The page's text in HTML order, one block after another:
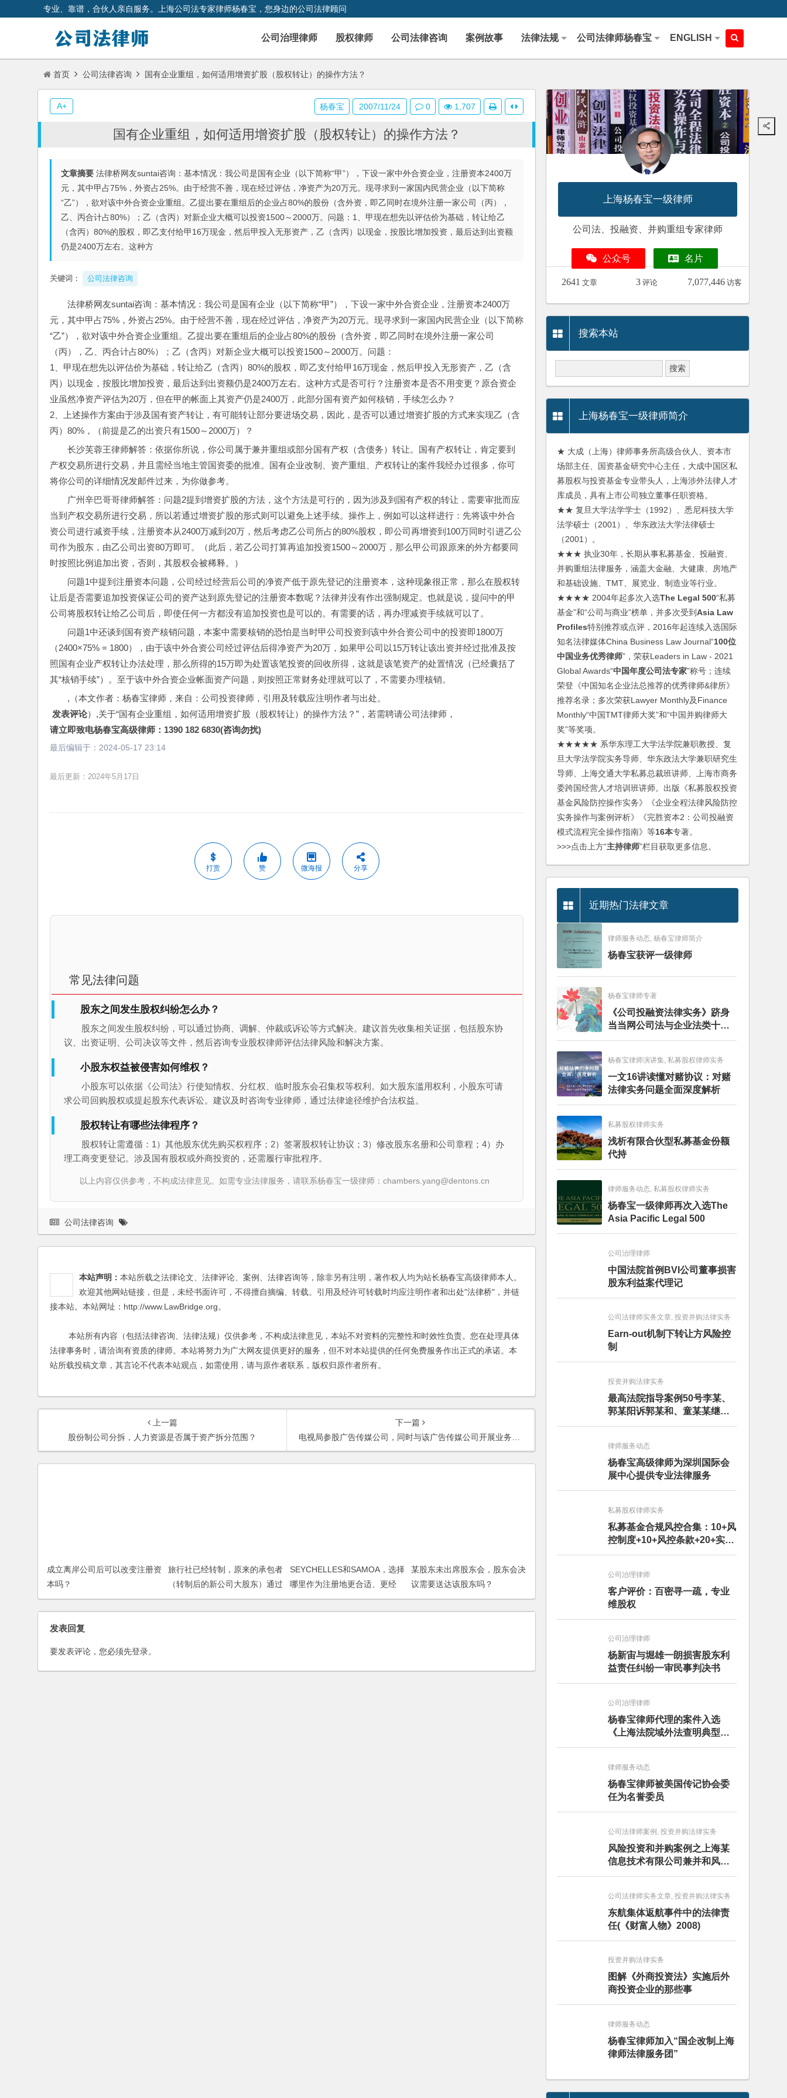
专业、靠谱，合伙人亲自服务。上海公司法专家律师杨春宝，您身边的公司法律顾问
公司治理律师 股权律师 公司法律咨询 案例故事 法律法规 公司法律师杨春宝 ENGLISH
首页 公司法律咨询 国有企业重组，如何适用增资扩股（股权转让）的操作方法？
国有企业重组，如何适用增资扩股（股权转让）的操作方法？
文章摘要 法律桥网友suntai咨询：基本情况：我公司是国有企业（以下简称“甲”），下设一家中外合资企业，注册资本2400万
元，其中甲占75%，外资占25%。由于经营不善，现在经过评估，净资产为20万元。现寻求到一家国内民营企业（以下简称
“乙”），欲对该中外合资企业重组。乙提出要在重组后的企业占80%的股份（含外资，即乙同时在境外注册一家公司（丙），
乙、丙合计占80%）；乙（含丙）对新企业大概可以投资1500～2000万。问题：1、甲现在想先以评估价为基础，转让给乙
（含丙）80%的股权，即乙支付给甲16万现金，然后甲投入无形资产，乙（含丙）以现金，按股比增加投资，最后达到出资额
仍是2400万左右。这种方
关键词： 公司法律咨询
法律桥网友suntai咨询：基本情况：我公司是国有企业（以下简称“甲”），下设一家中外合资企业，注册资本2400万
元，其中甲占75%，外资占25%。由于经营不善，现在经过评估，净资产为20万元。现寻求到一家国内民营企业（以下简称
“乙”），欲对该中外合资企业重组。乙提出要在重组后的企业占80%的股份（含外资，即乙同时在境外注册一家公司
（丙），乙、丙合计占80%）；乙（含丙）对新企业大概可以投资1500～2000万。问题：
1、甲现在想先以评估价为基础，转让给乙（含丙）80%的股权，即乙支付给甲16万现金，然后甲投入无形资产，乙（含
丙）以现金，按股比增加投资，最后达到出资额仍是2400万左右。这种方式是否可行？注册资本是否不用变更？原合资企
业虽然净资产评估为20万，但在甲的帐面上其资产仍是2400万，此部分国有资产如何核销，手续怎么办？
2、上述操作方案由于涉及国有资产转让，有可能转让部分要进场交易，因此，是否可以通过增资扩股的方式来实现乙（含
丙）80%，（前提是乙的出资只有1500～2000万）？
长沙芙蓉王律师解答：依据你所说，你公司属于兼并重组或部分国有产权（含债务）转让。国有产权转让，肯定要到
产权交易所进行交易，并且需经当地主管国资委的批准。国有企业改制、资产重组、产权转让的案件我经办过很多，你可
将你公司的详细情况发邮件过来，为你做参考。
广州辛巴哥哥律师解答：问题2提到增资扩股的方法，这个方法是可行的，因为涉及到国有产权的转让，需要审批而应
当到产权交易所进行交易，所以若通过增资扩股的形式则可以避免上述手续。操作上，例如可以这样进行：先将该中外合
资公司进行减资手续，注册资本从2400万减到20万，然后考虑乙公司所占的80%股权，即公司再增资到100万同时引进乙公
司作为股东，由乙公司出资80万即可。（此后，若乙公司打算再追加投资1500～2000万，那么甲公司跟原来的外方都要同
时按照比例追加出资，否则，其股权会被稀释。）
问题1中提到注册资本问题，公司经过经营后公司的净资产低于原先登记的注册资本，这种现象很正常，那么在股权转
让后是否需要追加投资保证公司的资产达到原先登记的注册资本数呢？法律并没有作出强制规定。也就是说，提问中的甲
公司将股权转让给乙公司后，即使任何一方都没有追加投资也是可以的。有需要的话，再办理减资手续就可以了。
问题1中还谈到国有资产核销问题，本案中需要核销的恐怕是当时甲公司投资到该中外合资公司中的投资即1800万
（2400×75% = 1800），由于该中外合资公司经过评估后得净资产为20万，如果甲公司以15万转让该出资并经过批准及按
照国有企业产权转让办法处理，那么所得的15万即为处置该笔投资的回收所得，这就是该笔资产的处置情况（已经囊括了
其“核销手续”）。至于该中外合资企业帐面资产问题，则按照正常财务处理就可以了，不需要办理核销。
,（本文作者：杨春宝律师，来自：公司投资律师，引用及转载应注明作者与出处。
发表评论）,关于“国有企业重组，如何适用增资扩股（股权转让）的操作方法？”，若需聘请公司法律师，
请立即致电杨春宝高级律师：1390 182 6830(咨询勿扰)
最后编辑于： 2024-05-17 23:14
最后更新：2024年5月17日
打赏 赞 微海报 分享
常见法律问题
股东之间发生股权纠纷怎么办？
股东之间发生股权纠纷，可以通过协商、调解、仲裁或诉讼等方式解决。建议首先收集相关证据，包括股东协
议、出资证明、公司决议等文件，然后咨询专业股权律师评估法律风险和解决方案。
小股东权益被侵害如何维权？
小股东可以依据《公司法》行使知情权、分红权、临时股东会召集权等权利。如大股东滥用权利，小股东可请
求公司回购股权或提起股东代表诉讼。建议及时咨询专业律师，通过法律途径维护合法权益。
股权转让有哪些法律程序？
股权转让需遵循：1）其他股东优先购买权程序；2）签署股权转让协议；3）修改股东名册和公司章程；4）办
理工商变更登记。涉及国有股权或外商投资的，还需履行审批程序。
以上内容仅供参考，不构成法律意见。如需专业法律服务，请联系杨春宝一级律师：chambers.yang@dentons.cn
杨春宝 2007/11/24 0 1,707
A+
公司法律咨询
本站声明： 本站所载之法律论文、法律评论、案例、法律咨询等，除非另有注明，著作权人均为站长杨春宝高级律师本人。
欢迎其他网站链接，但是，未经书面许可，不得擅自摘编、转载。引用及经许可转载时均应注明作者和出处"法律桥"，并链
接本站。本站网址：http://www.LawBridge.org。
本站所有内容（包括法律咨询、法律法规）仅供参考，不构成法律意见，本站不对资料的完整性和时效性负责。您在处理具体
法律事务时，请洽询有资质的律师。本站将努力为广大网友提供更好的服务，但不对本站提供的任何免费服务作出正式的承诺。本
站所载投稿文章，其言论不代表本站观点，如需使用，请与原作者联系，版权归原作者所有。
上一篇
股份制公司分拆，人力资源是否属于资产拆分范围？
下一篇
电视局参股广告传媒公司，同时与该广告传媒公司开展业务合作，如何签订合同？
成立离岸公司后可以改变注册资
本吗？
旅行社已经转制，原来的承包者
（转制后的新公司大股东）通过
伪造证据将债务转到新公司，导
致官司接踵而来，如何应对官
SEYCHELLES和SAMOA，选择
哪里作为注册地更合适、更经
济？
某股东未出席股东会，股东会决
议需要送达该股东吗？
发表回复
要发表评论，您必须先登录。
上海杨春宝一级律师
公司法、投融资、并购重组专家律师
公众号 名片
2641 文章 3 评论 7,077,446 访客
搜索本站
上海杨春宝一级律师简介
★ 大成（上海）律师事务所高级合伙人、资本市
场部主任、国资基金研究中心主任，大成中国区私
募股权与投资基金专业带头人，上海涉外法律人才
库成员，具有上市公司独立董事任职资格。
★★ 复旦大学法学学士（1992）、悉尼科技大学
法学硕士（2001）、华东政法大学法律硕士
（2001）。
★★★ 执业30年，长期从事私募基金、投融资、
并购重组法律服务，涵盖大金融、大健康、房地产
和基础设施、TMT、展览业、制造业等行业。
★★★★ 2004年起多次入选The Legal 500“私募
基金”和“公司与商业”榜单，并多次受到Asia Law
Profiles特别推荐或点评，2016年起连续入选国际
知名法律媒体China Business Law Journal“100位
中国业务优秀律师”，荣获Leaders in Law - 2021
Global Awards“中国年度公司法专家”称号；连续
荣登《中国知名企业法总推荐的优秀律师&律所》
推荐名录；多次荣获Lawyer Monthly及Finance
Monthly“中国TMT律师大奖”和“中国并购律师大
奖”等奖项。
★★★★★ 系华东理工大学法学院兼职教授、复
旦大学法学院实务导师、华东政法大学兼职研究生
导师、上海交通大学私募总裁班讲师、上海市商务
委跨国经营人才培训班讲师。出版《私募股权投资
基金风险防控操作实务》《企业全程法律风险防控
实务操作与案例评析》《完胜资本2：公司投融资
模式流程完全操作指南》等16本专著。
>>>点击上方“主持律师”栏目获取更多信息。
近期热门法律文章
律师服务动态, 杨春宝律师简介
杨春宝获评一级律师
杨春宝律师专著
《公司投融资法律实务》跻身
当当网公司法与企业法类十大
畅销图书榜
杨春宝律师演讲集, 私募股权律师实务
一文16讲读懂对赌协议：对赌
法律实务问题全面深度解析
私募股权律师实务
浅析有限合伙型私募基金份额
代持
律师服务动态, 私募股权律师实务
杨春宝一级律师再次入选The
Asia Pacific Legal 500
公司治理律师
中国法院首例BVI公司董事损害
股东利益案代理记
公司法律师实务文章, 投资并购法律实务
Earn-out机制下转让方风险控
制
投资并购法律实务
最高法院指导案例50号李某、
郭某阳诉郭某和、童某某继承
纠纷案
律师服务动态
杨春宝高级律师为深圳国际会
展中心提供专业法律服务
私募股权律师实务
私募基金合规风控合集：10+风
控制度+10+风控条款+20+实务
文章+每月动态
公司治理律师
客户评价：百密寻一疏，专业
维股权
公司治理律师
杨新宙与堀雄一朗损害股东利
益责任纠纷一审民事判决书
公司治理律师
杨春宝律师代理的案件入选
《上海法院域外法查明典型案
例》
律师服务动态
杨春宝律师被美国传记协会委
任为名誉委员
公司法律师案例, 投资并购法律实务
风险投资和并购案例之上海某
信息技术有限公司兼并和风险
投资服务
公司法律师实务文章, 投资并购法律实务
东航集体返航事件中的法律责
任(《财富人物》2008)
投资并购法律实务
图解《外商投资法》实施后外
商投资企业的那些事
律师服务动态
杨春宝律师加入“国企改制上海
律师法律服务团”